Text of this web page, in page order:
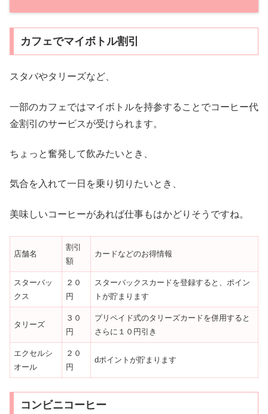
カフェでマイボトル割引
スタバやタリーズなど、
一部のカフェではマイボトルを持参することでコーヒー代
金割引のサービスが受けられます。
ちょっと奮発して飲みたいとき、
気合を入れて一日を乗り切りたいとき、
美味しいコーヒーがあれば仕事もはかどりそうですね。
店舗名
割引
額
カードなどのお得情報
スターバッ
クス
２０
円
スターバックスカードを登録すると、ポイン
トが貯まります
タリーズ
３０
円
プリペイド式のタリーズカードを併用すると
さらに１０円引き
エクセルシ
オール
２０
円
dポイントが貯まります
コンビニコーヒー